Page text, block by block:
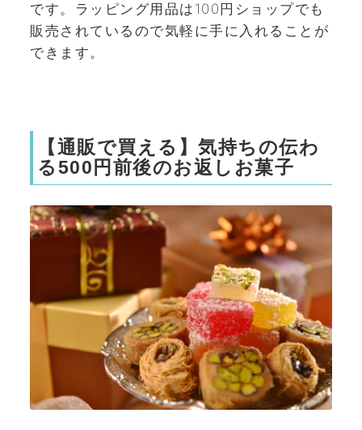
です。ラッピング用品は100円ショップでも
販売されているので気軽に手に入れることが
できます。
【通販で買える】気持ちの伝わ
る500円前後のお返しお菓子